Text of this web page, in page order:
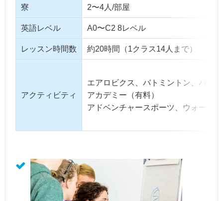
寮 2〜4人/部屋
英語レベル A0〜C2 8レベル
レッスン時間数 約20時間（1クラス14人まで）
アクティビティ
エアロビクス、バトミントン、バス
アカデミー（有料）
アドベンチャースポーツ、ウォータ